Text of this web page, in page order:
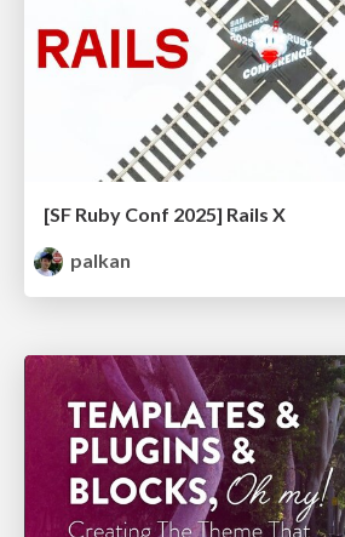
[SF Ruby Conf 2025] Rails X
palkan